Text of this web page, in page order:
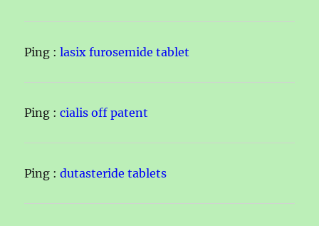
Ping :lasix furosemide tablet
Ping :cialis off patent
Ping :dutasteride tablets